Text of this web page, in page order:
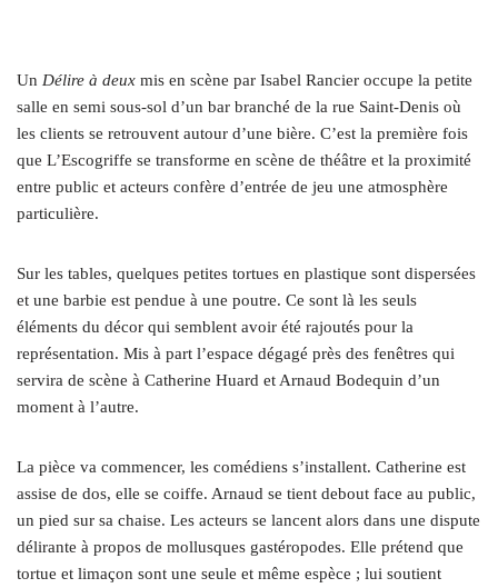
Un Délire à deux mis en scène par Isabel Rancier occupe la petite
salle en semi sous-sol d’un bar branché de la rue Saint-Denis où
les clients se retrouvent autour d’une bière. C’est la première fois
que L’Escogriffe se transforme en scène de théâtre et la proximité
entre public et acteurs confère d’entrée de jeu une atmosphère
particulière.
Sur les tables, quelques petites tortues en plastique sont dispersées
et une barbie est pendue à une poutre. Ce sont là les seuls
éléments du décor qui semblent avoir été rajoutés pour la
représentation. Mis à part l’espace dégagé près des fenêtres qui
servira de scène à Catherine Huard et Arnaud Bodequin d’un
moment à l’autre.
La pièce va commencer, les comédiens s’installent. Catherine est
assise de dos, elle se coiffe. Arnaud se tient debout face au public,
un pied sur sa chaise. Les acteurs se lancent alors dans une dispute
délirante à propos de mollusques gastéropodes. Elle prétend que
tortue et limaçon sont une seule et même espèce ; lui soutient